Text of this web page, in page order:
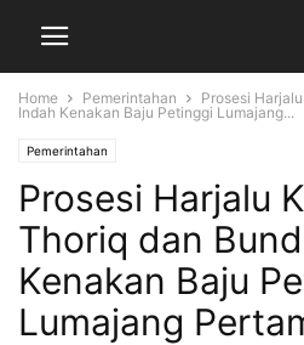
Home Pemerintahan
Prosesi
Indah Kenakan Baju Petinggi Lumajang...
Pemerintahan
Prosesi Harjalu
Thoriq dan
Kenakan Baju
Lumajang